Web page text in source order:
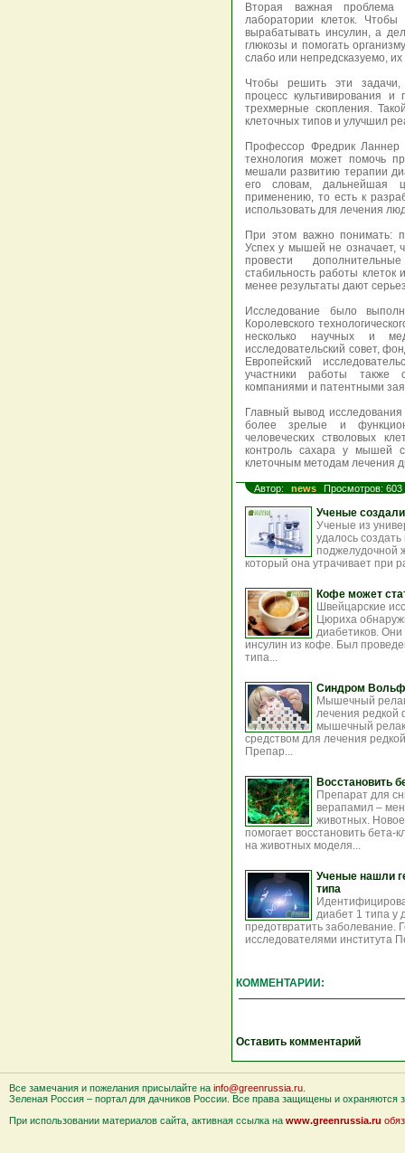
Вторая важная
лаборатории клеток.
вырабатывать инсулин, а
глюкозы и помогать
слабо или непредсказуемо,
Чтобы решить эти задачи,
процесс культивирования и
трехмерные скопления.
клеточных типов и улучшил
Профессор Фредрик Ланнер
технология может помочь
мешали развитию терапии
его словам, дальнейшая
применению, то есть к
использовать для лечения
При этом важно понимать:
Успех у мышей не означает,
провести
стабильность работы
менее результаты дают
Исследование было
Королевского
несколько научных и
исследовательский совет,
Европейский
участники работы также
компаниями и патентными
Главный вывод
более зрелые и
человеческих стволовых
контроль сахара у мышей
клеточным методам лечения
Автор: news Просмотров: 603
Ученые
Ученые из
удалось
поджелудочной
который она утрачивает при
Кофе может
Швейцарские
Цюриха
диабетиков. Они
инсулин из кофе. Был
типа...
Синдром
Мышечный
лечения редкой
мышечный
средством для лечения
Препар...
Восстановить
Препарат для
верапамил –
животных.
помогает восстановить
на животных моделя...
Ученые нашли
типа
диабет 1 типа у
предотвратить заболевание.
исследователями института
КОММЕНТАРИИ:
Оставить комментарий
Все замечания и пожелания присылайте на info@greenrussia.ru
Зеленая Россия – портал для дачников России. Все права защищены и охраняются
При использовании материалов сайта, активная ссылка на www.greenrussia.ru